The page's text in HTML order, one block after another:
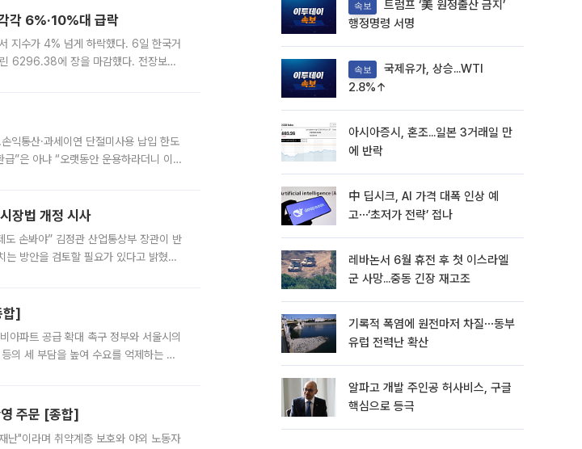
각 6%·10%대 급락
지수가 4% 넘게 하락했다. 6일 한국거
6296.38에 장을 마감했다. 전장보다
익통산·과세이연 단절미사용 납입 한도
”은 아냐 “오랫동안 운용하라더니 이제
장법 개정 시사
손봐야” 김정관 산업통상부 장관이 반
방안을 검토할 필요가 있다고 밝혔다.
합]
아파트 공급 확대 촉구 정부와 서울시의
의 세 부담을 높여 수요를 억제하는 카
주문 [종합]
난"이라며 취약계층 보호와 야외 노동자
속보
행정명령 서명
속보
2.8%↑
아시아증시, 혼조...일본 3거래일 만
에 반락
中 딥시크, AI 가격 대폭 인상 예
고⋯‘초저가 전략’ 접나
레바논서 6월 휴전 후 첫 이스라엘
군 사망...중동 긴장 재고조
기록적 폭염에 원전마저 차질⋯동부
유럽 전력난 확산
알파고 개발 주인공 허사비스, 구글
핵심으로 등극